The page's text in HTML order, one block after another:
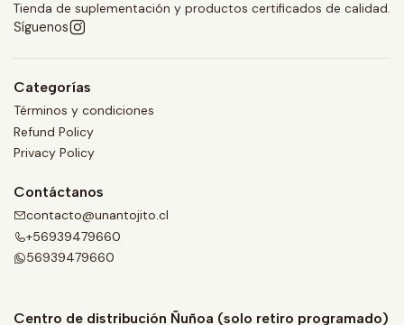
Tienda de suplementación y productos certificados de calidad.
Síguenos
Categorías
Términos y condiciones
Refund Policy
Privacy Policy
Contáctanos
contacto@unantojito.cl
+56939479660
56939479660
Centro de distribución Ñuñoa (solo retiro programado)